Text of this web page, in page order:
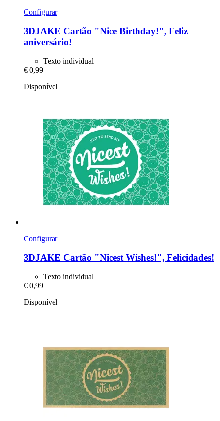
Configurar
3DJAKE Cartão "Nice Birthday!", Feliz
aniversário!
Texto individual
€ 0,99
Disponível
Configurar
3DJAKE Cartão "Nicest Wishes!", Felicidades!
Texto individual
€ 0,99
Disponível